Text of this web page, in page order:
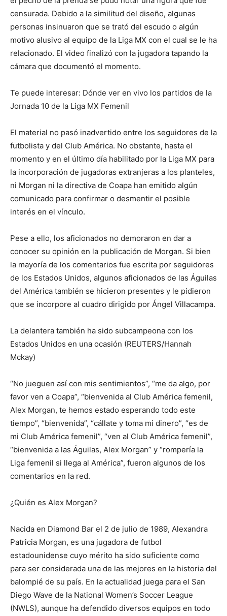
censurada. Debido a la similitud del diseño, algunas
personas insinuaron que se trató del escudo o algún
motivo alusivo al equipo de la Liga MX con el cual se le ha
relacionado. El video finalizó con la jugadora tapando la
cámara que documentó el momento.
Te puede interesar: Dónde ver en vivo los partidos de la
Jornada 10 de la Liga MX Femenil
El material no pasó inadvertido entre los seguidores de la
futbolista y del Club América. No obstante, hasta el
momento y en el último día habilitado por la Liga MX para
la incorporación de jugadoras extranjeras a los planteles,
ni Morgan ni la directiva de Coapa han emitido algún
comunicado para confirmar o desmentir el posible
interés en el vínculo.
Pese a ello, los aficionados no demoraron en dar a
conocer su opinión en la publicación de Morgan. Si bien
la mayoría de los comentarios fue escrita por seguidores
de los Estados Unidos, algunos aficionados de las Águilas
del América también se hicieron presentes y le pidieron
que se incorpore al cuadro dirigido por Ángel Villacampa.
La delantera también ha sido subcampeona con los
Estados Unidos en una ocasión (REUTERS/Hannah
Mckay)
“No jueguen así con mis sentimientos”, “me da algo, por
favor ven a Coapa”, “bienvenida al Club América femenil,
Alex Morgan, te hemos estado esperando todo este
tiempo”, “bienvenida”, “cállate y toma mi dinero”, “es de
mi Club América femenil”, “ven al Club América femenil”,
“bienvenida a las Águilas, Alex Morgan” y “rompería la
Liga femenil si llega al América”, fueron algunos de los
comentarios en la red.
¿Quién es Alex Morgan?
Nacida en Diamond Bar el 2 de julio de 1989, Alexandra
Patricia Morgan, es una jugadora de futbol
estadounidense cuyo mérito ha sido suficiente como
para ser considerada una de las mejores en la historia del
balompié de su país. En la actualidad juega para el San
Diego Wave de la National Women’s Soccer League
(NWLS), aunque ha defendido diversos equipos en todo